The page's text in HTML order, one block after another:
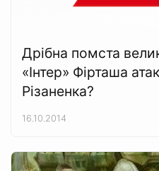
Дрібна помста
«Інтер» Фірташа
Різаненка?
16.10.2014